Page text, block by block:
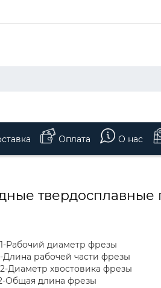
Оплата О нас
Рабочий диаметр фрезы
Длина рабочей части фрезы
Диаметр хвостовика фрезы
Общая длина фрезы